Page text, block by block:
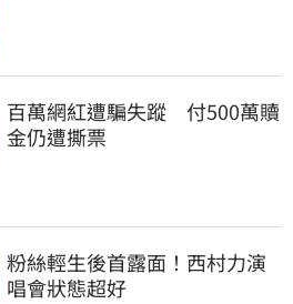
百萬網紅遭騙失蹤　付500萬贖
金仍遭撕票
粉絲輕生後首露面！西村力演
唱會狀態超好